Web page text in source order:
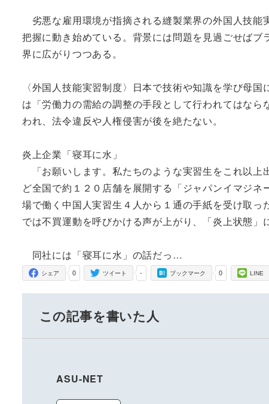
劣悪な雇用環境が指摘される縫製業界の外国人技能
把握に動き始めている。背景には問題を見過ごせば
界に広がりつつある。
〈外国人技能実習制度〉日本で技術や知識を学び母
は「労働力の需給の調整の手段として行われてはな
われ、法令違反や人権侵害が後を絶たない。
炎上企業「寝耳に水」
「お願いします。私たちのような実習生をこれ以上
ど全国で約１２０店舗を展開する「ジャパンイマジ
場で働く中国人実習生４人から１通の手紙を受け取
では不買運動を呼びかける声が上がり、「炎上状態」
同社には「寝耳に水」の話だっ…
0
シェア -
ツイート 0
ブックマーク LINE
この記事を書いた人
ASU-NET